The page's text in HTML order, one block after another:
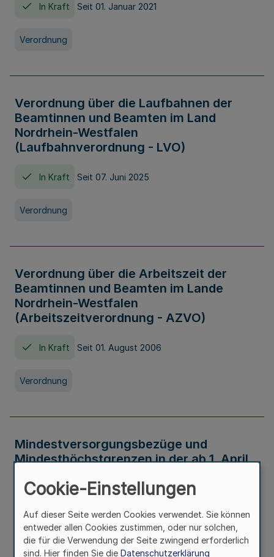
In Kraft Seit 01. Januar 2021
Verordnung
Verordnung über die Laufbahnen der
Beamtinnen und Beamten im Land
Nordrhein-Westfalen
(Laufbahnverordnung - LVO)
In Kraft Seit 07. Juni 2025
Verordnung
Verordnung über die Arbeitszeit der
Beamtinnen und Beamten im Lande
Nordrhein-Westfalen
(Arbeitszeitverordnung - AZVO)
In Kraft Seit 01. August 2006
Verordnung
Mindestversorgungsbezüge und
Mindesthöchstgrenzen in der ab 1. April
Verwaltungsvorschrift
Cookie-Einstellungen
Auf dieser Seite werden Cookies verwendet. Sie können
entweder allen Cookies zustimmen, oder nur solchen,
die für die Verwendung der Seite zwingend erforderlich
sind. Hier finden Sie die Datenschutzerklärung